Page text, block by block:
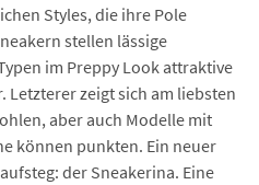
Styles, die ihre Pole
stellen lässige
im Preppy Look attraktive
Letzterer zeigt sich am liebsten
aber auch Modelle mit
können punkten. Ein neuer
der Sneakerina. Eine